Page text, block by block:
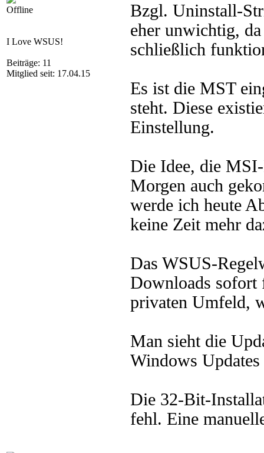
Offline
I Love WSUS!
Beiträge: 11
Mitglied seit: 17.04.15
Bzgl. Uninstall-
eher unwichtig,
schließlich
Es ist die MST
steht. Diese
Einstellung.
Die Idee, die
Morgen auch
werde ich heute
keine Zeit mehr
Das WSUS-
Downloads sofort
privaten Umfeld,
Man sieht die
Windows
Die 32-Bit-
fehl. Eine